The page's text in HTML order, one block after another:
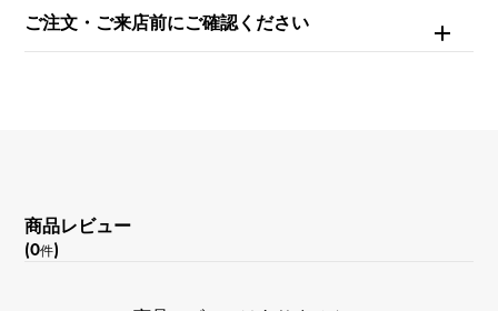
200m防水
ミッドナイトブルー
ご注文・ご来店前にご確認ください
商品レビュー
(0件)